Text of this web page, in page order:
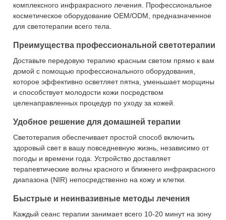
комплексного инфракрасного лечения. Профессиональное
косметическое оборудование OEM/ODM, предназначенное
для светотерапии всего тела.
Преимущества профессиональной светотерапии
Доставьте передовую терапию красным светом прямо к вам
домой с помощью профессионального оборудования,
которое эффективно осветляет пятна, уменьшает морщины
и способствует молодости кожи посредством
целенаправленных процедур по уходу за кожей.
Удобное решение для домашней терапии
Светотерапия обеспечивает простой способ включить
здоровый свет в вашу повседневную жизнь, независимо от
погоды и времени года. Устройство доставляет
терапевтические волны красного и ближнего инфракрасного
диапазона (NIR) непосредственно на кожу и клетки.
Быстрые и неинвазивные методы лечения
Каждый сеанс терапии занимает всего 10-20 минут на зону